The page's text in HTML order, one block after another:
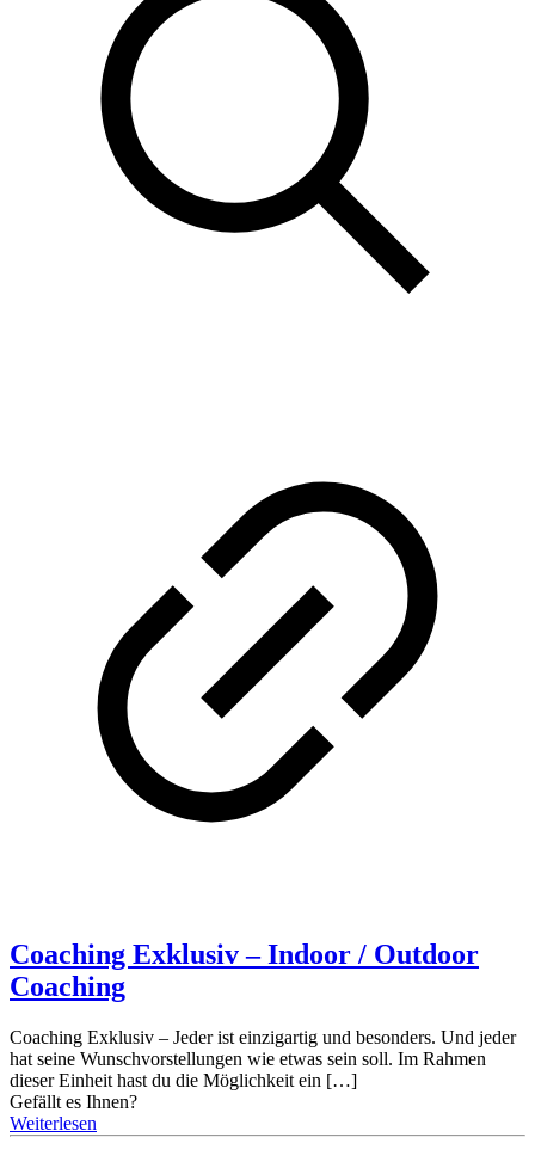
Coaching Exklusiv – Indoor / Outdoor
Coaching
Coaching Exklusiv – Jeder ist einzigartig und besonders. Und jeder
hat seine Wunschvorstellungen wie etwas sein soll. Im Rahmen
dieser Einheit hast du die Möglichkeit ein […]
Gefällt es Ihnen?
Weiterlesen